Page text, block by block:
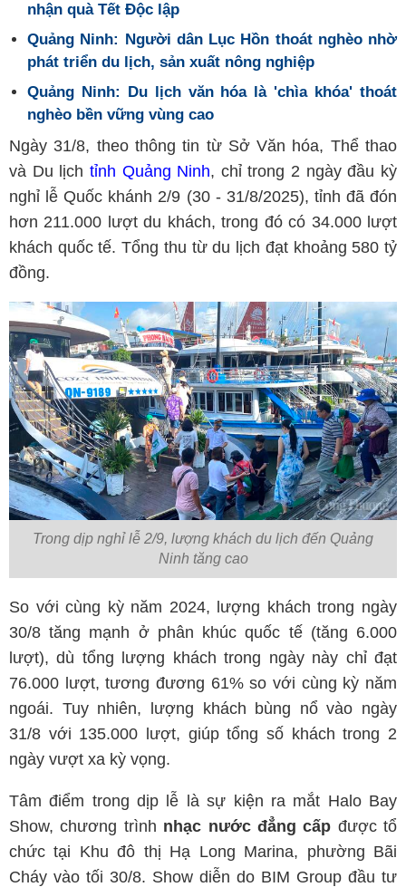
nhận quà Tết Độc lập
Quảng Ninh: Người dân Lục Hồn thoát nghèo nhờ
phát triển du lịch, sản xuất nông nghiệp
Quảng Ninh: Du lịch văn hóa là 'chìa khóa' thoát
nghèo bền vững vùng cao
Ngày 31/8, theo thông tin từ Sở Văn hóa, Thể thao
và Du lịch tỉnh Quảng Ninh, chỉ trong 2 ngày đầu kỳ
nghỉ lễ Quốc khánh 2/9 (30 - 31/8/2025), tỉnh đã đón
hơn 211.000 lượt du khách, trong đó có 34.000 lượt
khách quốc tế. Tổng thu từ du lịch đạt khoảng 580 tỷ
đồng.
Trong dịp nghỉ lễ 2/9, lượng khách du lịch đến Quảng
Ninh tăng cao
So với cùng kỳ năm 2024, lượng khách trong ngày
30/8 tăng mạnh ở phân khúc quốc tế (tăng 6.000
lượt), dù tổng lượng khách trong ngày này chỉ đạt
76.000 lượt, tương đương 61% so với cùng kỳ năm
ngoái. Tuy nhiên, lượng khách bùng nổ vào ngày
31/8 với 135.000 lượt, giúp tổng số khách trong 2
ngày vượt xa kỳ vọng.
Tâm điểm trong dịp lễ là sự kiện ra mắt Halo Bay
Show, chương trình nhạc nước đẳng cấp được tổ
chức tại Khu đô thị Hạ Long Marina, phường Bãi
Cháy vào tối 30/8. Show diễn do BIM Group đầu tư